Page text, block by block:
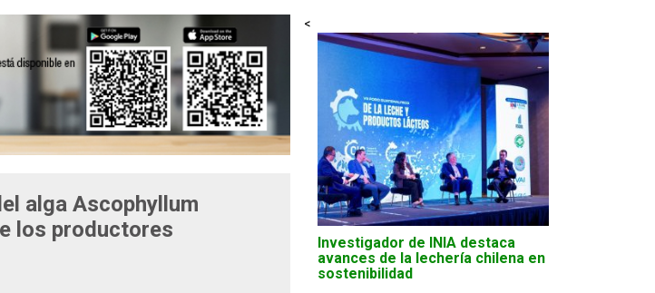
alga Ascophyllum
los productores
<
Investigador de INIA destaca
avances de la lechería chilena en
sostenibilidad